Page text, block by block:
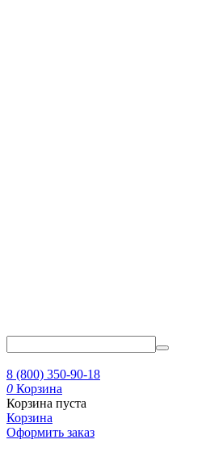
8 (800) 350-90-18
0 Корзина
Корзина пуста
Корзина
Оформить заказ